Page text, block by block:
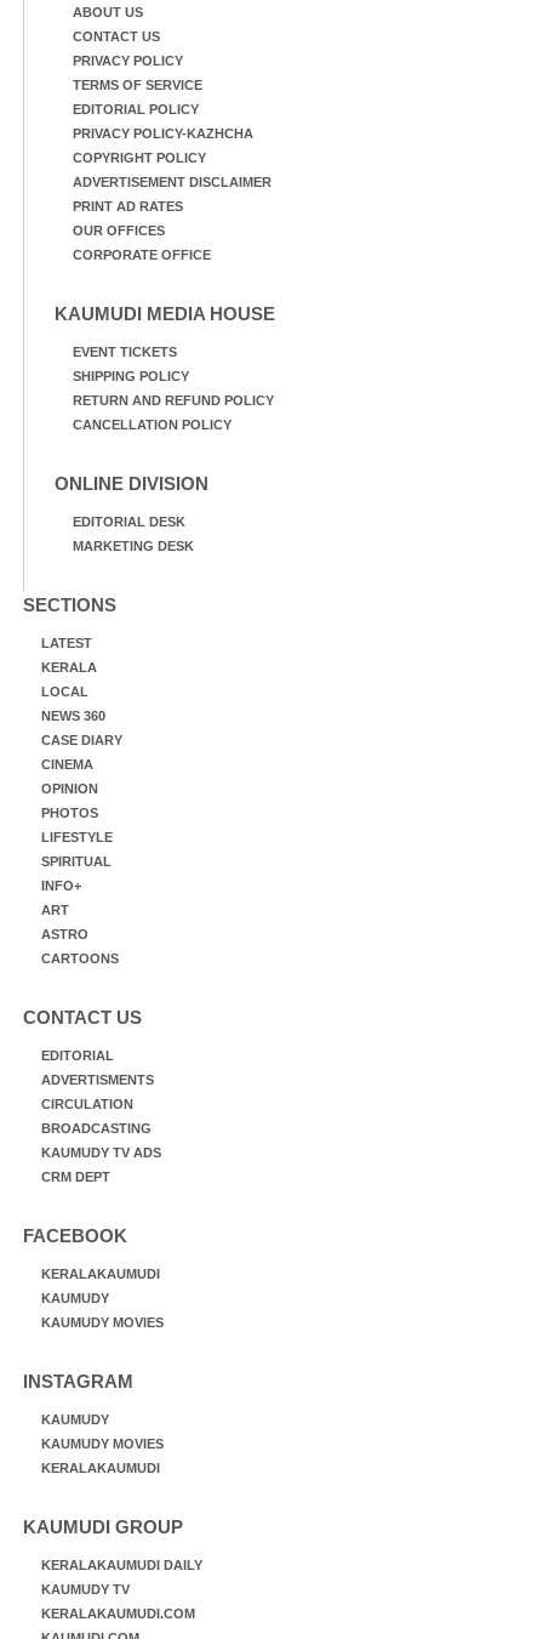
ABOUT US
CONTACT US
PRIVACY POLICY
TERMS OF SERVICE
EDITORIAL POLICY
PRIVACY POLICY-KAZHCHA
COPYRIGHT POLICY
ADVERTISEMENT DISCLAIMER
PRINT AD RATES
OUR OFFICES
CORPORATE OFFICE
KAUMUDI MEDIA HOUSE
EVENT TICKETS
SHIPPING POLICY
RETURN AND REFUND POLICY
CANCELLATION POLICY
ONLINE DIVISION
EDITORIAL DESK
MARKETING DESK
SECTIONS
LATEST
KERALA
LOCAL
NEWS 360
CASE DIARY
CINEMA
OPINION
PHOTOS
LIFESTYLE
SPIRITUAL
INFO+
ART
ASTRO
CARTOONS
CONTACT US
EDITORIAL
ADVERTISMENTS
CIRCULATION
BROADCASTING
KAUMUDY TV ADS
CRM DEPT
FACEBOOK
KERALAKAUMUDI
KAUMUDY
KAUMUDY MOVIES
INSTAGRAM
KAUMUDY
KAUMUDY MOVIES
KERALAKAUMUDI
KAUMUDI GROUP
KERALAKAUMUDI DAILY
KAUMUDY TV
KERALAKAUMUDI.COM